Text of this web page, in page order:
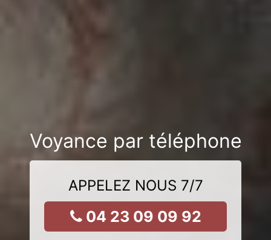
Voyance par téléphone
APPELEZ NOUS 7/7
04 23 09 09 92